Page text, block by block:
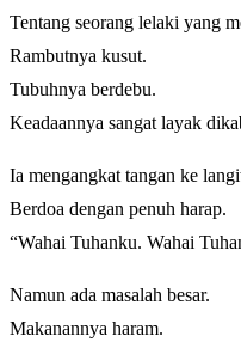
Tentang seorang lelaki yang
Rambutnya kusut.
Tubuhnya berdebu.
Keadaannya sangat layak
Ia mengangkat tangan ke
Berdoa dengan penuh harap.
“Wahai Tuhanku. Wahai
Namun ada masalah besar.
Makanannya haram.